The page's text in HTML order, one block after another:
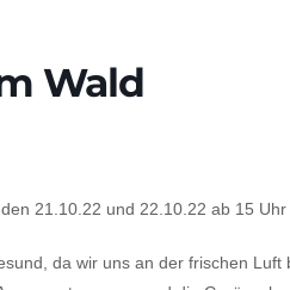
Wald
21.10.22 und 22.10.22 ab 15 Uhr
da wir uns an der frischen Luft